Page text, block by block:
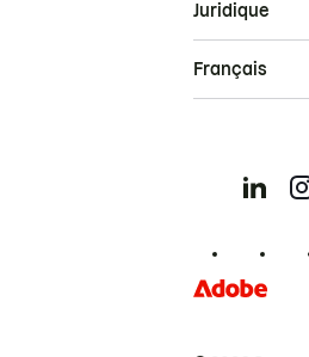
Juridique
Français